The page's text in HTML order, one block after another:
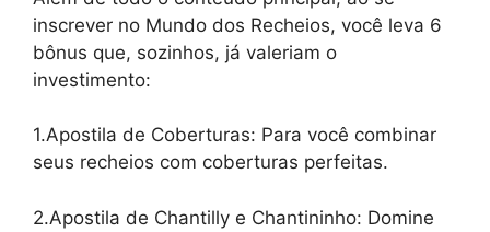
inscrever no Mundo dos Recheios, você leva 6
bônus que, sozinhos, já valeriam o
investimento:
1.Apostila de Coberturas: Para você combinar
seus recheios com coberturas perfeitas.
2.Apostila de Chantilly e Chantininho: Domine